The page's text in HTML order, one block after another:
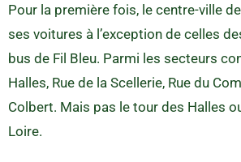
Pour la première fois, le centre-ville
ses voitures à l’exception de celles
bus de Fil Bleu. Parmi les secteurs
Halles, Rue de la Scellerie, Rue du
Colbert. Mais pas le tour des Halles
Loire.